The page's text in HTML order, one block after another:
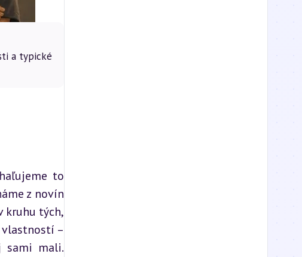
a typické
to
z novín
kruhu tých,
–
sami mali.